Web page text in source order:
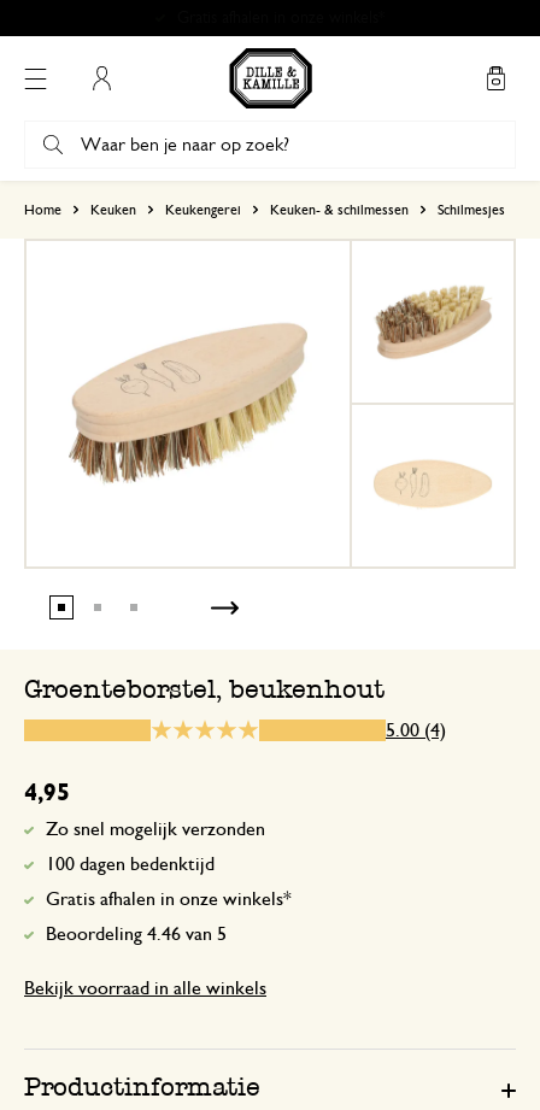
Home Keuken Keukengerei Keuken- & schilmessen Schilmesjes
Groenteborstel, beukenhout
5.00 (4)
4,95
Zo snel mogelijk verzonden
100 dagen bedenktijd
Gratis afhalen in onze winkels*
Beoordeling 4.46 van 5
Bekijk voorraad in alle winkels
Productinformatie
5
Enkel een score, geen toelichting
Enkel een score, geen toelichting
Sterke borstel ligt goed in de
Sterke borstel ligt goed in de hand